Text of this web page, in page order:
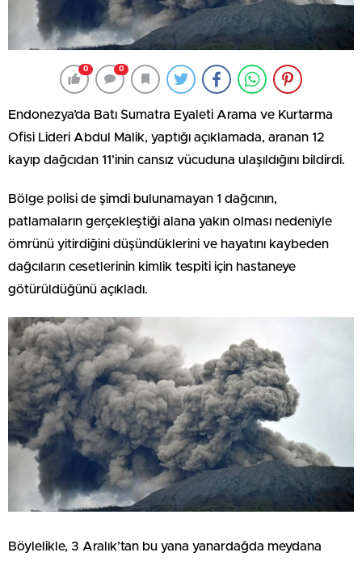
0 0
Endonezya’da Batı Sumatra Eyaleti Arama ve Kurtarma
Ofisi Lideri Abdul Malik, yaptığı açıklamada, aranan 12
kayıp dağcıdan 11’inin cansız vücuduna ulaşıldığını bildirdi.
Bölge polisi de şimdi bulunamayan 1 dağcının,
patlamaların gerçekleştiği alana yakın olması nedeniyle
ömrünü yitirdiğini düşündüklerini ve hayatını kaybeden
dağcıların cesetlerinin kimlik tespiti için hastaneye
götürüldüğünü açıkladı.
Böylelikle, 3 Aralık’tan bu yana yanardağda meydana